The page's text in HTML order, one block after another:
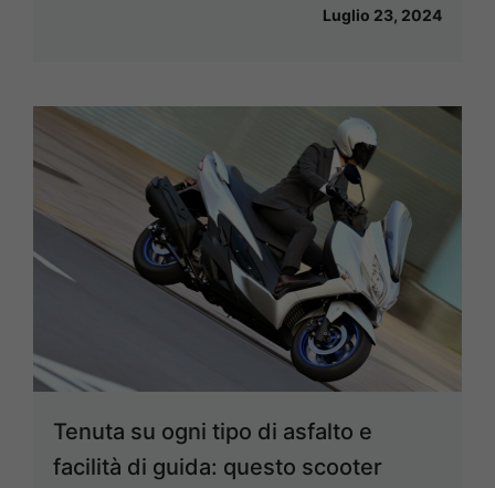
Luglio 23, 2024
Tenuta su ogni tipo di asfalto e
facilità di guida: questo scooter